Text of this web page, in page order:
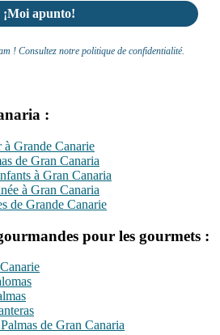
! Consultez notre politique de confidentialité.
:
Grande Canarie
de Gran Canaria
à Gran Canaria
à Gran Canaria
de Grande Canarie
pour les gourmets :
de Gran Canaria